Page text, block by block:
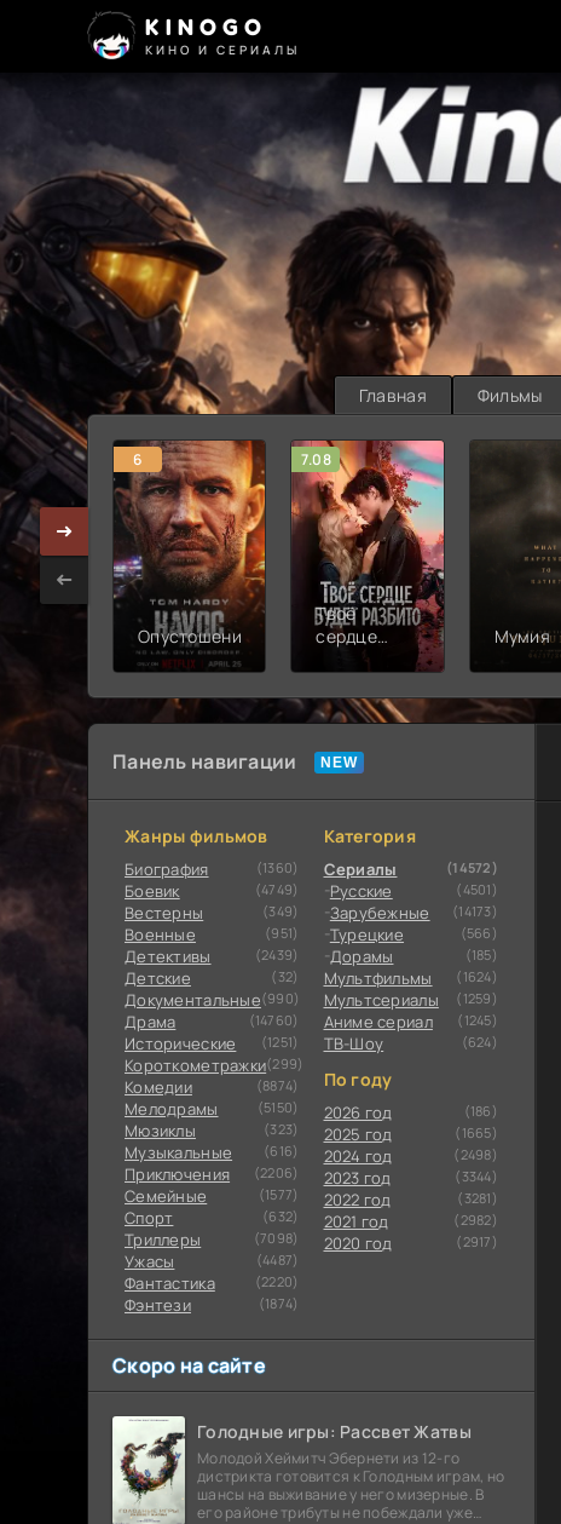
KINOGO
КИНО И СЕРИАЛЫ
Главная Фильмы
6
Опустошение
7.08
Твоё
сердце
Мумия
Панель навигации
Жанры фильмов
Биография (1360)
Боевик (4749)
Вестерны (349)
Военные (951)
Детективы (2439)
Детские (32)
Документальные(990)
Драма (14760)
Исторические (1251)
Короткометражки(299)
Комедии (8874)
Мелодрамы (5150)
Мюзиклы (323)
Музыкальные (616)
Приключения (2206)
Семейные (1577)
Cпорт (632)
Триллеры (7098)
Ужасы (4487)
Фантастика (2220)
Фэнтези (1874)
Категория
Сериалы (14572)
Русские (4501)
Зарубежные (14173)
Турецкие (566)
Дорамы (185)
Мультфильмы (1624)
Мультсериалы (1259)
Аниме сериал (1245)
ТВ-Шоу (624)
По году
2026 год (186)
2025 год (1665)
2024 год (2498)
2023 год (3344)
2022 год (3281)
2021 год (2982)
2020 год (2917)
Скоро на сайте
Голодные игры: Рассвет Жатвы
Молодой Хеймитч Эбернети из 12-го
дистрикта готовится к Голодным играм, но
шансы на выживание у него мизерные. В
его районе трибуты не побеждали уже